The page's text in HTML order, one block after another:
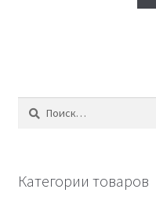
Найти:
Категории товаров